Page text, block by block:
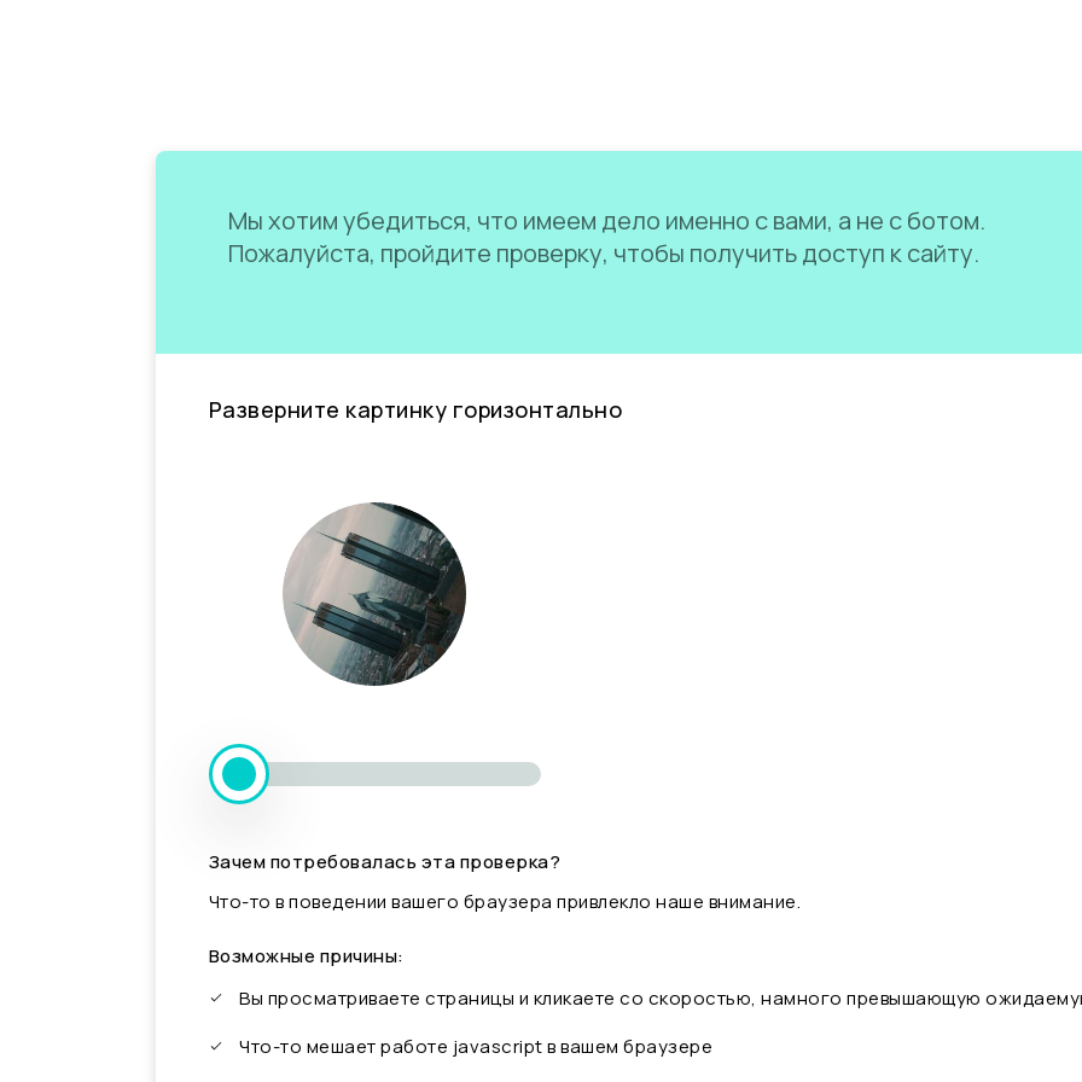
Мы хотим убедиться, что имеем дело именно с вами, а не с ботом.
Пожалуйста, пройдите проверку, чтобы получить доступ к сайту.
Разверните картинку горизонтально
Зачем потребовалась эта проверка?
Что-то в поведении вашего браузера привлекло наше внимание.
Возможные причины:
Вы просматриваете страницы и кликаете со скоростью, намного превышающую
Что-то мешает работе javascript в вашем браузере